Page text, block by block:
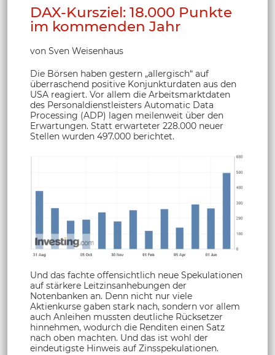
DAX-Kursziel: 18.000 Punkte
im kommenden Jahr
von Sven Weisenhaus
Die Börsen haben gestern „allergisch“ auf
überraschend positive Konjunkturdaten aus den
USA reagiert. Vor allem die Arbeitsmarktdaten
des Personaldienstleisters Automatic Data
Processing (ADP) lagen meilenweit über den
Erwartungen. Statt erwarteter 228.000 neuer
Stellen wurden 497.000 berichtet.
Und das fachte offensichtlich neue Spekulationen
auf stärkere Leitzinsanhebungen der
Notenbanken an. Denn nicht nur viele
Aktienkurse gaben stark nach, sondern vor allem
auch Anleihen mussten deutliche Rücksetzer
hinnehmen, wodurch die Renditen einen Satz
nach oben machten. Und das ist wohl der
eindeutigste Hinweis auf Zinsspekulationen.